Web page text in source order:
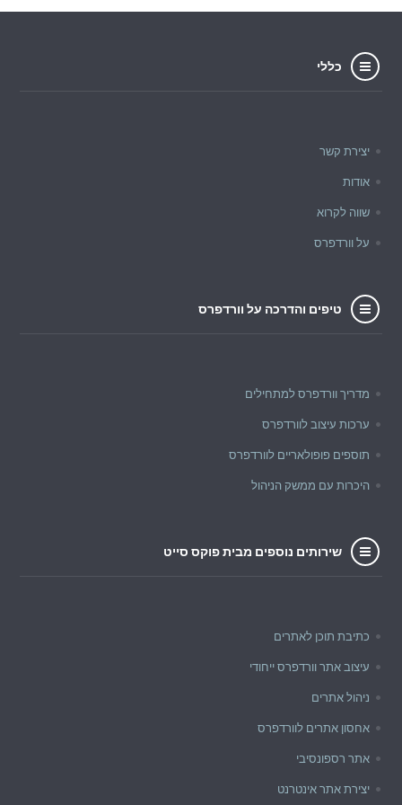
כללי
יצירת קשר
אודות
שווה לקרוא
על וורדפרס
טיפים והדרכה על וורדפרס
מדריך וורדפרס למתחילים
ערכות עיצוב לוורדפרס
תוספים פופולאריים לוורדפרס
היכרות עם ממשק הניהול
שירותים נוספים מבית פוקס סייט
כתיבת תוכן לאתרים
עיצוב אתר וורדפרס ייחודי
ניהול אתרים
אחסון אתרים לוורדפרס
אתר רספונסיבי
יצירת אתר אינטרנט